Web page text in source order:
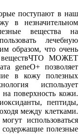
поступают в наш
в незначительном
вещества на
лечебную
образом, что очень
веществ​ЧТО МОЖЕТ
geneO+ позволяет
в кожу полезных
использует
на поверхность кожи.
пептиды,
между клетками.
использоваться
содержащие полезные